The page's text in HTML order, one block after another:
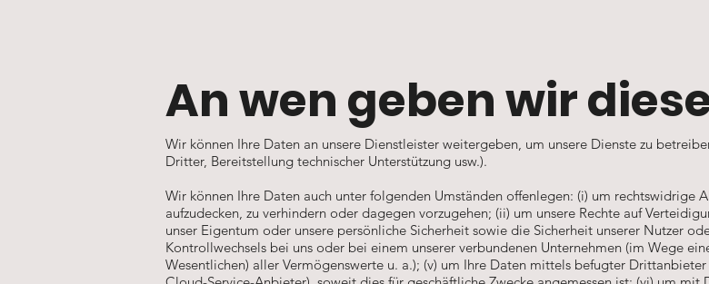
An wen geben wir
Wir können Ihre Daten an unsere Dienstleister weitergeben, um unsere Dienste zu
Dritter, Bereitstellung technischer Unterstützung usw.).
Wir können Ihre Daten auch unter folgenden Umständen offenlegen: (i) um rechtswidrige
aufzudecken, zu verhindern oder dagegen vorzugehen; (ii) um unsere Rechte auf
unser Eigentum oder unsere persönliche Sicherheit sowie die Sicherheit unserer Nutzer
Kontrollwechsels bei uns oder bei einem unserer verbundenen Unternehmen (im Wege
Wesentlichen) aller Vermögenswerte u. a.); (v) um Ihre Daten mittels befugter